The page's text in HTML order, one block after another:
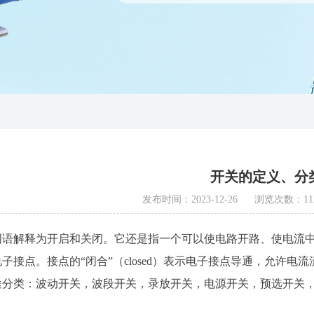
开关的定义、分
发布时间：2023-12-26 浏览次数：
解释为开启和关闭。它还是指一个可以使电路开路、使电
接点。接点的“闭合”（closed）表示电子接点导通，允许电
类：波动开关，波段开关，录放开关，电源开关，预选开